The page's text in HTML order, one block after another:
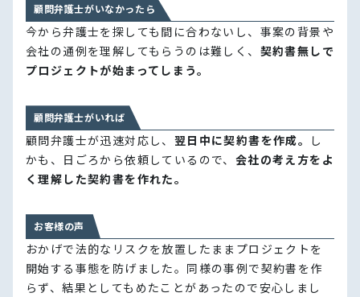
顧問弁護士がいなかったら
今から弁護士を探しても間に合わないし、事案の背景や
会社の通例を理解してもらうのは難しく、 契約書無しで
プロジェクトが始まってしまう。
顧問弁護士がいれば
顧問弁護士が迅速対応し、 翌日中に契約書を作成。
し
かも、日ごろから依頼しているので、 会社の考え方をよ
く理解した契約書を作れた。
お客様の声
おかげで法的なリスクを放置したままプロジェクトを
開始する事態を防げました。同様の事例で契約書を作
らず、結果としてもめたことがあったので安心しまし